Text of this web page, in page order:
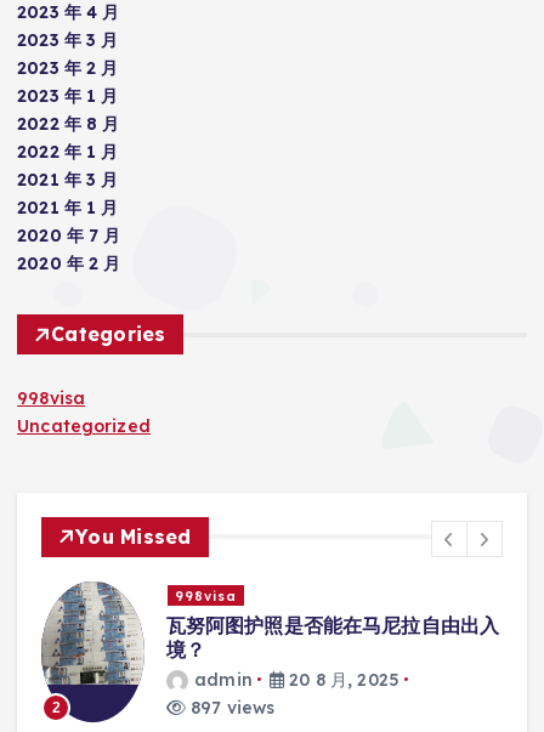
2023 年 4 月
2023 年 3 月
2023 年 2 月
2023 年 1 月
2022 年 8 月
2022 年 1 月
2021 年 3 月
2021 年 1 月
2020 年 7 月
2020 年 2 月
Categories
998visa
Uncategorized
You Missed
998visa
瓦努阿图护照是否能在马尼拉自由出入
境？
admin
20 8 月, 2025
897 views